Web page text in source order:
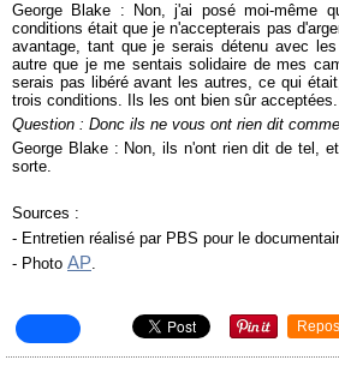
George Blake : Non, j'ai posé moi-même
conditions était que je n'accepterais pas
avantage, tant que je serais détenu avec
autre que je me sentais solidaire de mes
serais pas libéré avant les autres, ce qui
trois conditions. Ils les ont bien sûr acceptées.
Question : Donc ils ne vous ont rien dit
George Blake : Non, ils n'ont rien dit de tel,
sorte.
Sources :
- Entretien réalisé par PBS pour le
- Photo AP.